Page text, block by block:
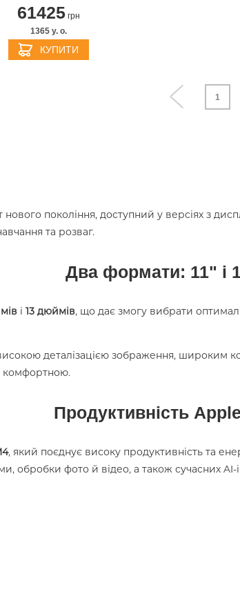
61425грн
1365 y. о.
КУПИТИ
1
покоління, доступний у версіях з
та розваг.
Два формати: 11" і
і 13 дюймів, що дає змогу вибрати
деталізацією зображення, широким
комфортною.
Продуктивність
, який поєднує високу продуктивність та
обробки фото й відео, а також сучасних AI-